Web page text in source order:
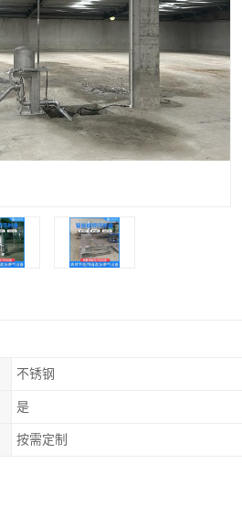
不锈钢
是
按需定制